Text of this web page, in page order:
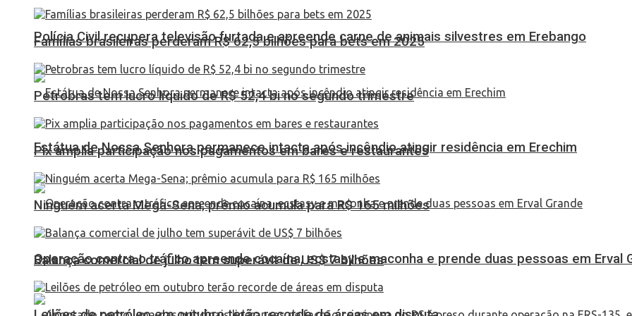
Polícia Civil recupera televisão furtada e apreende carne de animais silvestres em Erebango
Estátua de Nossa Senhora permanece intacta após incêndio atingir residência em Erechim
Operação contra o tráfico apreende cocaína, ecstasy e maconha e prende duas pessoas em Erval
Famílias brasileiras perderam R$ 62,5 bilhões para bets em 2025
Petrobras tem lucro líquido de R$ 52,4 bi no segundo trimestre
Pix amplia participação nos pagamentos em bares e restaurantes
Ninguém acerta Mega-Sena; prêmio acumula para R$ 165 milhões
Balança comercial de julho tem superávit de US$ 7 bilhões